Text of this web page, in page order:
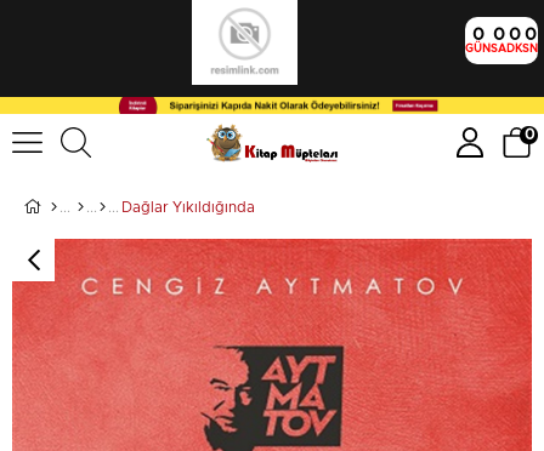
0
GÜN
0
SA
0
DK
0
SN
0
Dağlar Yıkıldığında